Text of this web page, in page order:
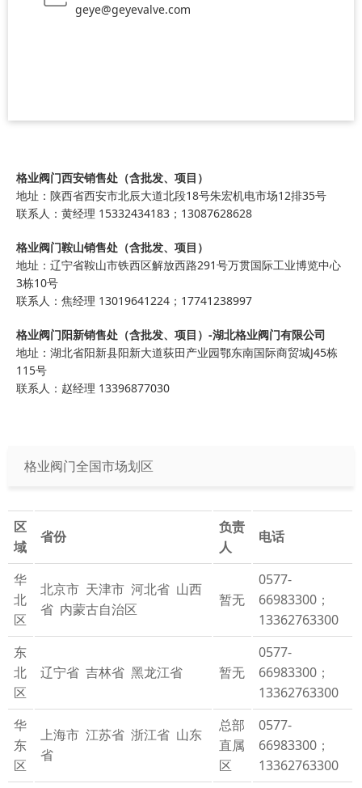
geye@geyevalve.com
格业阀门西安销售处（含批发、项目）
地址：陕西省西安市北辰大道北段18号朱宏机电市场12排35号
联系人：黄经理 15332434183；13087628628
格业阀门鞍山销售处（含批发、项目）
地址：辽宁省鞍山市铁西区解放西路291号万贯国际工业博览中心
3栋10号
联系人：焦经理 13019641224；17741238997
格业阀门阳新销售处（含批发、项目）-湖北格业阀门有限公司
地址：湖北省阳新县阳新大道荻田产业园鄂东南国际商贸城J45栋
115号
联系人：赵经理 13396877030
格业阀门全国市场划区
区
域
省份
负责
人
电话
华
北
区
北京市 天津市 河北省 山西
省 内蒙古自治区
暂无
0577-
66983300；
13362763300
东
北
区
辽宁省 吉林省 黑龙江省 暂无
0577-
66983300；
13362763300
华
东
区
上海市 江苏省 浙江省 山东
省
总部
直属
区
0577-
66983300；
13362763300